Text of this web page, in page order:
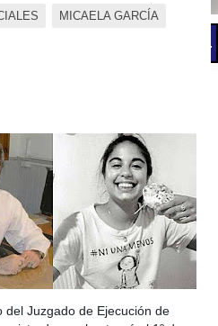
MICAELA GARCÍA
del Juzgado de Ejecución de